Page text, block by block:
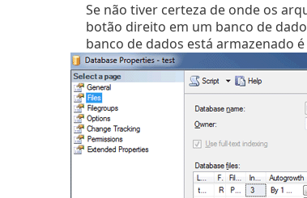
Se não tiver certeza de onde os
botão direito em um banco de
banco de dados está armazenado